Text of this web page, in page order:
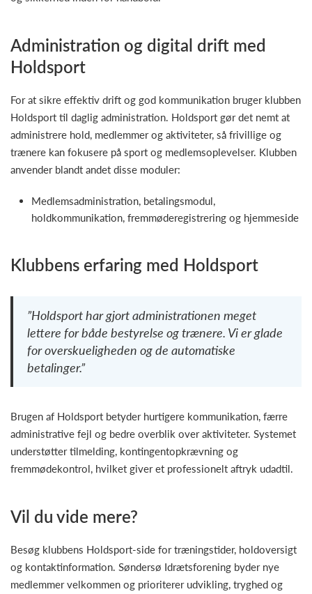
Administration og digital drift med
Holdsport
For at sikre effektiv drift og god kommunikation bruger klubben
Holdsport til daglig administration. Holdsport gør det nemt at
administrere hold, medlemmer og aktiviteter, så frivillige og
trænere kan fokusere på sport og medlemsoplevelser. Klubben
anvender blandt andet disse moduler:
Medlemsadministration, betalingsmodul,
holdkommunikation, fremmøderegistrering og hjemmeside
Klubbens erfaring med Holdsport
”Holdsport har gjort administrationen meget
lettere for både bestyrelse og trænere. Vi er glade
for overskueligheden og de automatiske
betalinger.”
Brugen af Holdsport betyder hurtigere kommunikation, færre
administrative fejl og bedre overblik over aktiviteter. Systemet
understøtter tilmelding, kontingentopkrævning og
fremmødekontrol, hvilket giver et professionelt aftryk udadtil.
Vil du vide mere?
Besøg klubbens Holdsport-side for træningstider, holdoversigt
og kontaktinformation. Søndersø Idrætsforening byder nye
medlemmer velkommen og prioriterer udvikling, tryghed og